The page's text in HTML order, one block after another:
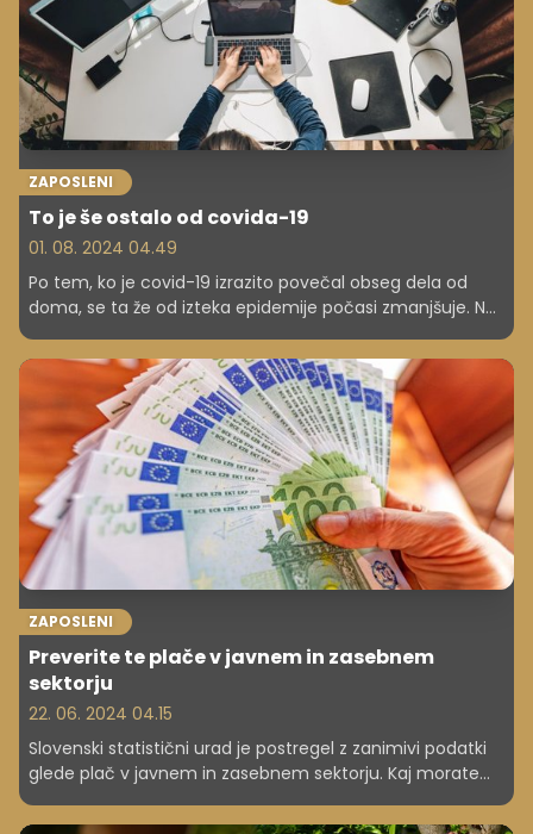
ZAPOSLENI
To je še ostalo od covida-19
01. 08. 2024 04.49
Po tem, ko je covid-19 izrazito povečal obseg dela od
doma, se ta že od izteka epidemije počasi zmanjšuje. Ne
v prvih sedmih mesecih letošnjega leta celotno
predkoronsko leto preseglo že za 20-krat.
ZAPOSLENI
Preverite te plače v javnem in zasebnem
sektorju
22. 06. 2024 04.15
Slovenski statistični urad je postregel z zanimivi podatki
glede plač v javnem in zasebnem sektorju. Kaj morate